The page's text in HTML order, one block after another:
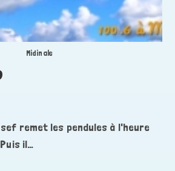
Midinale
remet les pendules à l'heure
il…